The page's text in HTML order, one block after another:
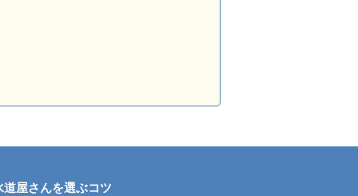
道屋さんを選ぶコツ